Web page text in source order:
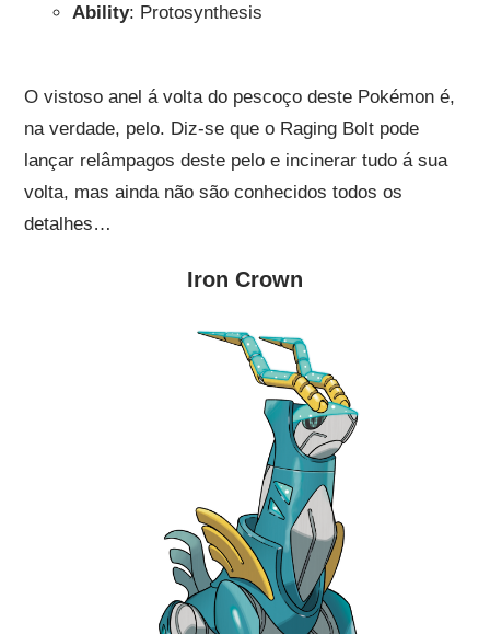
Ability: Protosynthesis
O vistoso anel á volta do pescoço deste Pokémon é,
na verdade, pelo. Diz-se que o Raging Bolt pode
lançar relâmpagos deste pelo e incinerar tudo á sua
volta, mas ainda não são conhecidos todos os
detalhes…
Iron Crown